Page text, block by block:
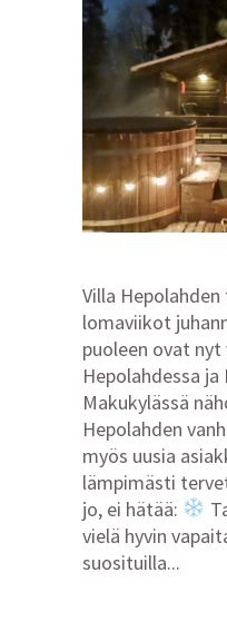
Villa
lomaviikot
puoleen ovat
Hepolahdessa
Makukylässä
Hepolahden
myös uusia
lämpimästi
jo, ei hätää:
vielä hyvin
suosituilla...